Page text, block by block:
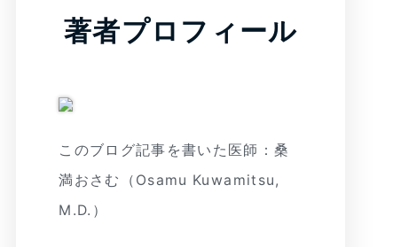
著者プロフィール
このブログ記事を書いた医師：桑
満おさむ（Osamu Kuwamitsu,
M.D.）